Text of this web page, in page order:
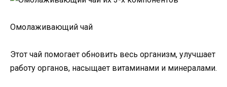
Омолаживающий чай
Этот чай помогает обновить весь организм, улучшает
работу органов, насыщает витаминами и минералами.